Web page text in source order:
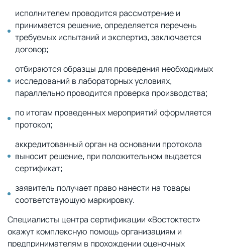
исполнителем проводится рассмотрение и
принимается решение, определяется перечень
требуемых испытаний и экспертиз, заключается
договор;
отбираются образцы для проведения необходимых
исследований в лабораторных условиях,
параллельно проводится проверка производства;
по итогам проведенных мероприятий оформляется
протокол;
аккредитованный орган на основании протокола
выносит решение, при положительном выдается
сертификат;
заявитель получает право нанести на товары
соответствующую маркировку.
Специалисты центра сертификации «Востоктест»
окажут комплексную помощь организациям и
предпринимателям в прохождении оценочных